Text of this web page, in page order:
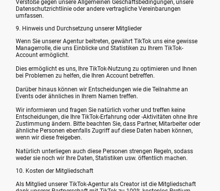
Verstöße gegen unsere Allgemeinen Geschäftsbedingungen, unsere
Datenschutzrichtlinie oder andere vertragliche Vereinbarungen
umfassen.
9. Hinweis und Durchsetzung unserer Mitglieder
Wenn Sie unserer Agentur beitreten, gewährt TikTok uns eine gewisse
Managerrolle, die uns Einblicke und Statistiken zu Ihrem TikTok-
Account ermöglicht.
Dies ermöglicht es uns, Ihre TikTok-Nutzung zu optimieren und Ihnen
bei Problemen zu helfen, die Ihren Account betreffen.
Darüber hinaus können wir Entscheidungen wie die Teilnahme an
Events oder ähnliches in Ihrem Namen treffen.
Wir informieren und fragen Sie natürlich vorher und treffen keine
Entscheidungen, die Ihre TikTok-Erfahrung oder -Aktivitäten ohne Ihre
Zustimmung ändern. Bitte beachten Sie, dass Partner, Mitarbeiter oder
ähnliche Personen ebenfalls Zugriff auf diese Daten haben können,
wenn wir diese freigeben.
Natürlich unterliegen auch diese Personen strengen Regeln, sodass
weder sie noch wir Ihre Daten, Statistiken usw. öffentlich machen.
10. Kosten der Mitgliedschaft
Als Mitglied unserer TikTok-Agentur als Creator ist die Mitgliedschaft